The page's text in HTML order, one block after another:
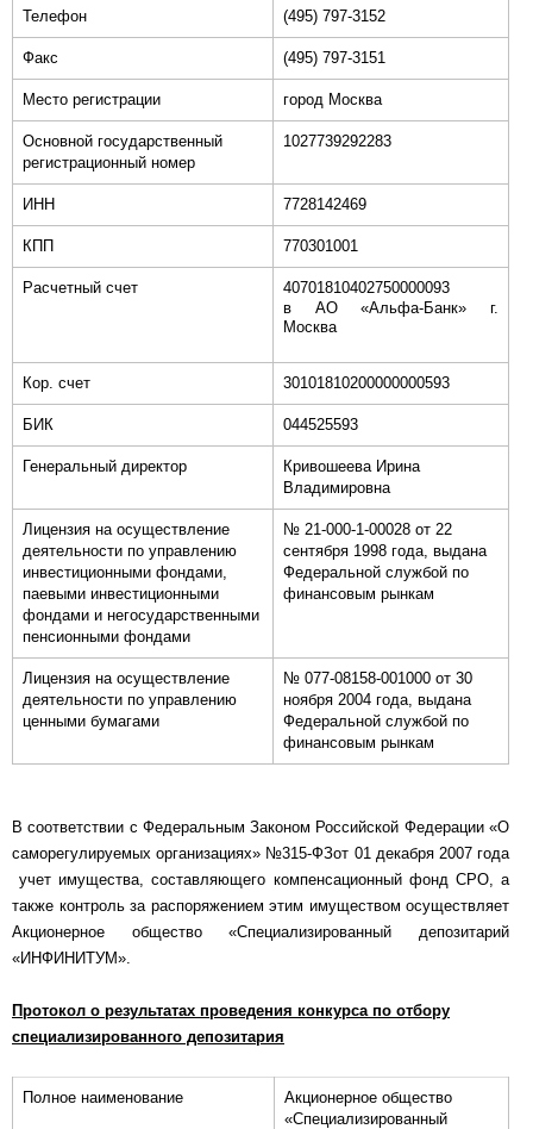
Телефон (495) 797-3152
Факс (495) 797-3151
Место регистрации город Москва
Основной государственный
регистрационный номер
1027739292283
ИНН 7728142469
КПП 770301001
Расчетный счет
40701810402750000093
в АО «Альфа-Банк» г.
Москва
Кор. счет 30101810200000000593
БИК 044525593
Генеральный директор
Кривошеева Ирина
Владимировна
Лицензия на осуществление
деятельности по управлению
инвестиционными фондами,
паевыми инвестиционными
фондами и негосударственными
пенсионными фондами
№ 21-000-1-00028 от 22
сентября 1998 года, выдана
Федеральной службой по
финансовым рынкам
Лицензия на осуществление
деятельности по управлению
ценными бумагами
№ 077-08158-001000 от 30
ноября 2004 года, выдана
Федеральной службой по
финансовым рынкам
В соответствии с Федеральным Законом Российской Федерации «О
саморегулируемых организациях» №315-ФЗот 01 декабря 2007 года
учет имущества, составляющего компенсационный фонд СРО, а
также контроль за распоряжением этим имуществом осуществляет
Акционерное общество «Специализированный депозитарий
«ИНФИНИТУМ».
Протокол о результатах проведения конкурса по отбору
специализированного депозитария
Полное наименование
Акционерное общество
«Специализированный